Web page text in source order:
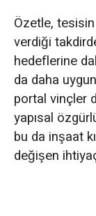
Özetle,
verdiği
hedeflerine
da daha
portal vinçler
yapısal
bu da inşaat
değişen